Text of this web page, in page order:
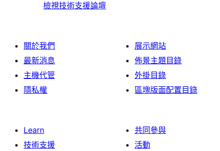
檢視技術支援論壇
關於我們
最新消息
主機代管
隱私權
展示網站
佈景主題目錄
外掛目錄
區塊版面配置目錄
Learn
技術支援
共同參與
活動